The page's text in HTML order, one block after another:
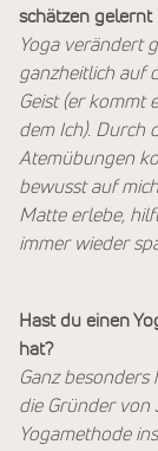
schätzen gelernt
Yoga verändert
ganzheitlich auf
Geist (er kommt
dem Ich). Durch
Atemübungen
bewusst auf
Matte erlebe,
immer wieder
Hast du einen
hat?
Ganz besonders
die Gründer von
Yogamethode